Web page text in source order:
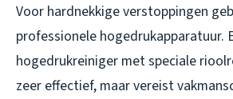
Voor hardnekkige verstoppingen
professionele hogedrukapparatuur.
hogedrukreiniger met speciale
zeer effectief, maar vereist